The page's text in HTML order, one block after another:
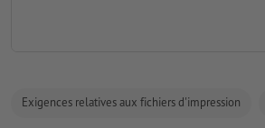
Exigences relatives aux fichiers d'impression